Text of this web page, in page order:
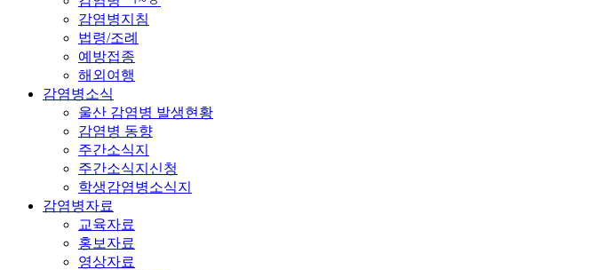
감염병지침
법령/조례
예방접종
해외여행
감염병소식
울산 감염병 발생현황
감염병 동향
주간소식지
주간소식지신청
학생감염병소식지
감염병자료
교육자료
홍보자료
영상자료